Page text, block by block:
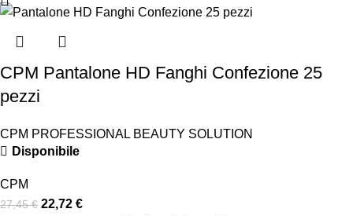
CPM Pantalone HD Fanghi Confezione 25
pezzi
CPM PROFESSIONAL BEAUTY SOLUTION
Disponibile
CPM
27,45€ 22,72 €